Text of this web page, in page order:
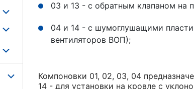
03 и 13 - с обратным клапаном на
04 и 14 - с шумоглушащими
вентиляторов ВОП);
Компоновки 01, 02, 03, 04
14 - для установки на кровле с